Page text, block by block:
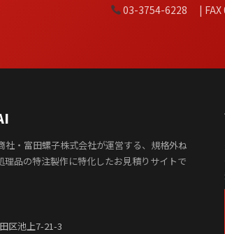
03-3754-6228 | FAX
社・富田螺子株式会社が運営する、規格外ね
理品の特注製作に特化したお見積りサイトで
区池上7-21-3